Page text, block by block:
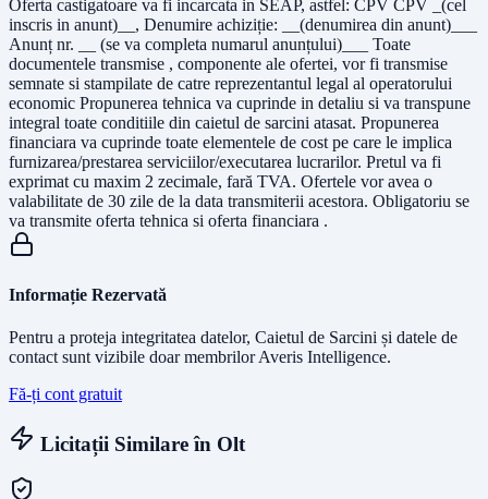
Oferta castigatoare va fi incarcata in SEAP, astfel: CPV CPV _(cel
inscris in anunt)__, Denumire achiziție: __(denumirea din anunt)___
Anunț nr. __ (se va completa numarul anunțului)___ Toate
documentele transmise , componente ale ofertei, vor fi transmise
semnate si stampilate de catre reprezentantul legal al operatorului
economic Propunerea tehnica va cuprinde in detaliu si va transpune
integral toate conditiile din caietul de sarcini atasat. Propunerea
financiara va cuprinde toate elementele de cost pe care le implica
furnizarea/prestarea serviciilor/executarea lucrarilor. Pretul va fi
exprimat cu maxim 2 zecimale, fară TVA. Ofertele vor avea o
valabilitate de 30 zile de la data transmiterii acestora. Obligatoriu se
va transmite oferta tehnica si oferta financiara .
Informație Rezervată
Pentru a proteja integritatea datelor, Caietul de Sarcini și datele de
contact sunt vizibile doar membrilor Averis Intelligence.
Fă-ți cont gratuit
Licitații Similare în Olt